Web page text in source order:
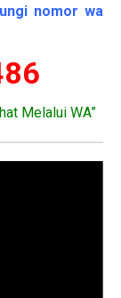
nomor wa
Melalui WA”